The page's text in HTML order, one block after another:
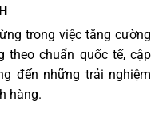
trong việc tăng cường
theo chuẩn quốc tế, cập
đến những trải nghiệm
hàng.